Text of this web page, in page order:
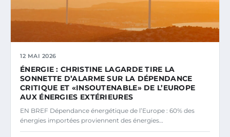
12 MAI 2026
ÉNERGIE : CHRISTINE LAGARDE TIRE LA
SONNETTE D’ALARME SUR LA DÉPENDANCE
CRITIQUE ET «INSOUTENABLE» DE L’EUROPE
AUX ÉNERGIES EXTÉRIEURES
EN BREF Dépendance énergétique de l’Europe : 60% des
énergies importées proviennent des énergies…